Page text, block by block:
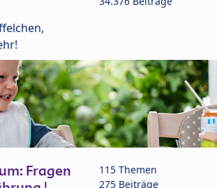
Fragen
115 Themen
275 Beiträge